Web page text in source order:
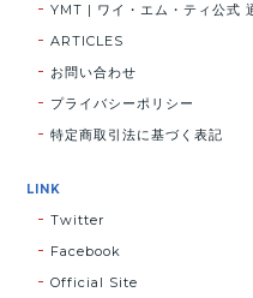
YMT | ワイ・エム・ティ公式
ARTICLES
お問い合わせ
プライバシーポリシー
特定商取引法に基づく表記
LINK
Twitter
Facebook
Official Site